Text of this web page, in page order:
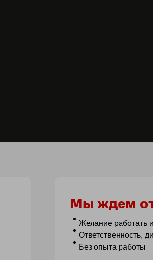
Мы ждем
Желание работать
Ответственность,
Без опыта работы